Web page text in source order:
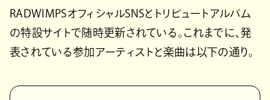
RADWIMPSオフィシャルSNSとトリビュートアルバム
の特設サイトで随時更新されている。これまでに、発
表されている参加アーティストと楽曲は以下の通り。